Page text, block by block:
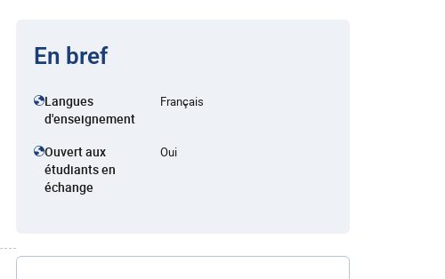
En bref
Langues
d'enseignement
Français
Ouvert aux
étudiants en
échange
Oui